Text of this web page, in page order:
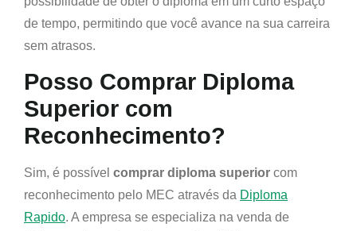
de tempo, permitindo que você avance na sua carreira
sem atrasos.
Posso Comprar Diploma
Superior com
Reconhecimento?
Sim, é possível comprar diploma superior com
reconhecimento pelo MEC através da Diploma
Rapido. A empresa se especializa na venda de